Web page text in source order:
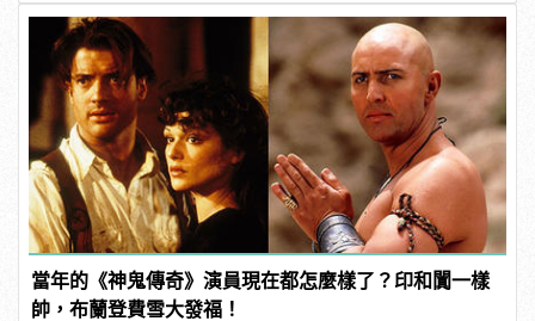
當年的《神鬼傳奇》演員現在都怎麼樣了？印和闐一樣
帥，布蘭登費雪大發福！